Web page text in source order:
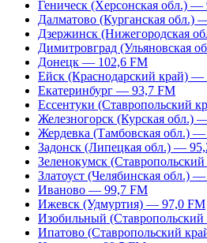
Геническ (Херсонская обл.) —
Далматово (Курганская обл.)
Дзержинск (Нижегородская
Димитровград (Ульяновская
Донецк — 102,6 FM
Ейск (Краснодарский край) —
Екатеринбург — 93,7 FM
Ессентуки (Ставропольский
Железногорск (Курская обл.)
Жердевка (Тамбовская обл.)
Задонск (Липецкая обл.) —
Зеленокумск
Златоуст (Челябинская обл.)
Иваново — 99,7 FM
Ижевск (Удмуртия) — 97,0 FM
Изобильный
Ипатово (Ставропольский